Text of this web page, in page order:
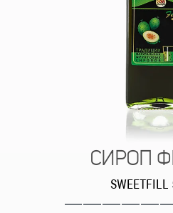
СИРОП